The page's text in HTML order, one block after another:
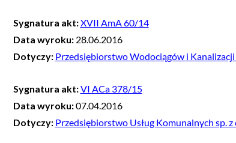
Sygnatura akt:XVII AmA 60/14
Data wyroku: 28.06.2016
Dotyczy: Przedsiębiorstwo Wodociągów i Kanalizacji
Sygnatura akt:VI ACa 378/15
Data wyroku:07.04.2016
Dotyczy: Przedsiębiorstwo Usług Komunalnych sp. z